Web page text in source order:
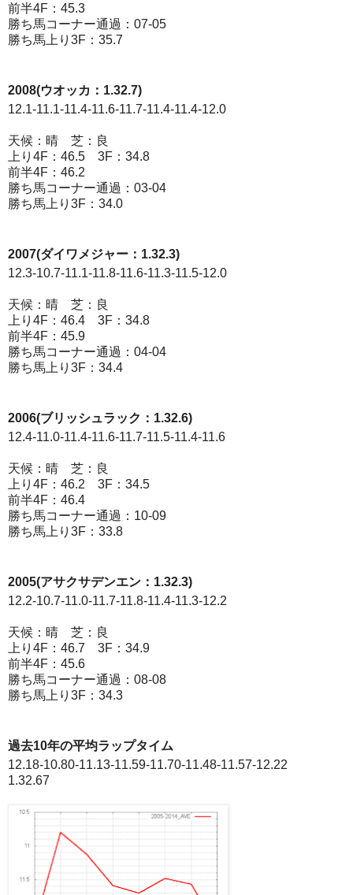
前半4F：45.3
勝ち馬コーナー通過：07-05
勝ち馬上り3F：35.7
2008(ウオッカ：1.32.7)
12.1-11.1-11.4-11.6-11.7-11.4-11.4-12.0
天候：晴 芝：良
上り4F：46.5 3F：34.8
前半4F：46.2
勝ち馬コーナー通過：03-04
勝ち馬上り3F：34.0
2007(ダイワメジャー：1.32.3)
12.3-10.7-11.1-11.8-11.6-11.3-11.5-12.0
天候：晴 芝：良
上り4F：46.4 3F：34.8
前半4F：45.9
勝ち馬コーナー通過：04-04
勝ち馬上り3F：34.4
2006(ブリッシュラック：1.32.6)
12.4-11.0-11.4-11.6-11.7-11.5-11.4-11.6
天候：晴 芝：良
上り4F：46.2 3F：34.5
前半4F：46.4
勝ち馬コーナー通過：10-09
勝ち馬上り3F：33.8
2005(アサクサデンエン：1.32.3)
12.2-10.7-11.0-11.7-11.8-11.4-11.3-12.2
天候：晴 芝：良
上り4F：46.7 3F：34.9
前半4F：45.6
勝ち馬コーナー通過：08-08
勝ち馬上り3F：34.3
過去10年の平均ラップタイム
12.18-10.80-11.13-11.59-11.70-11.48-11.57-12.22
1.32.67